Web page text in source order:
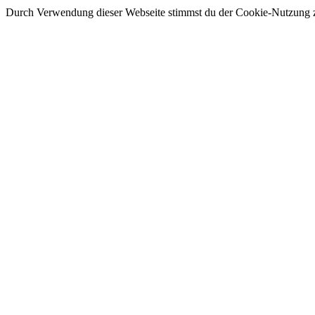
Durch Verwendung dieser Webseite stimmst du der Cookie-Nutzung